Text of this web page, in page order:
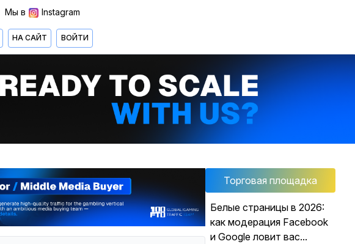
Мы в Instagram
НА САЙТ ВОЙТИ
Торговая площадка
Белые страницы в 2026:
как модерация Facebook
и Google ловит вас...